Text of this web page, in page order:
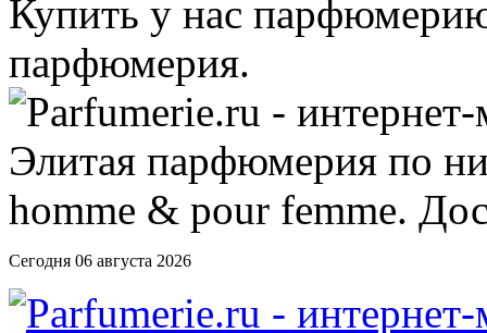
Сегодня 06 августа 2026